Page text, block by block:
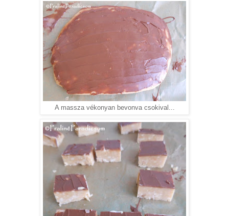
A massza vékonyan bevonva csokival...